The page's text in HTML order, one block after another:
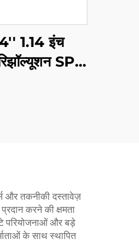
1.14 इंच
SPI
और तकनीकी दस्तावेज़
करने की क्षमता
परियोजनाओं और बड़े
के साथ स्थापित